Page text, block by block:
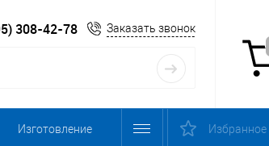
308-42-78 Заказать звонок
Изготовление Избранное